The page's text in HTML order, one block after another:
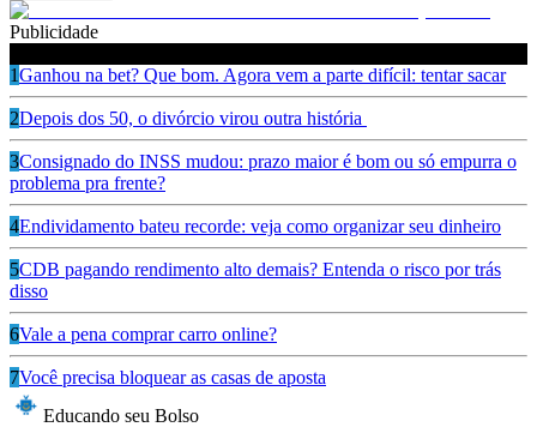
Publicidade
1Ganhou na bet? Que bom. Agora vem a parte difícil: tentar sacar
2Depois dos 50, o divórcio virou outra história
3Consignado do INSS mudou: prazo maior é bom ou só empurra o
problema pra frente?
4Endividamento bateu recorde: veja como organizar seu dinheiro
5CDB pagando rendimento alto demais? Entenda o risco por trás
disso
6Vale a pena comprar carro online?
7Você precisa bloquear as casas de aposta
Educando seu Bolso